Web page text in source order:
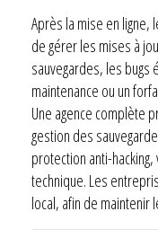
Après la mise en ligne,
de gérer les mises à
sauvegardes, les bugs
maintenance ou un
Une agence complète
gestion des
protection anti-
technique. Les
local, afin de maintenir